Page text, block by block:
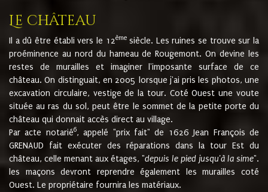
Le château
Il a dû être établi vers le 12èmesiècle. Les ruines se trouve sur la
proéminence au nord du hameau de Rougemont. On devine les
restes de murailles et imaginer l'imposante surface de ce
château. On distinguait, en 2005 lorsque j'ai pris les photos, une
excavation circulaire, vestige de la tour. Coté Ouest une voute
située au ras du sol, peut être le sommet de la petite porte du
château qui donnait accès direct au village.
Par acte notarié6, appelé "prix fait" de 1626 Jean François de
GRENAUD fait exécuter des réparations dans la tour Est du
château, celle menant aux étages, "depuis le pied jusqu'à la sime".
les maçons devront reprendre également les murailles coté
Ouest. Le propriétaire fournira les matériaux.